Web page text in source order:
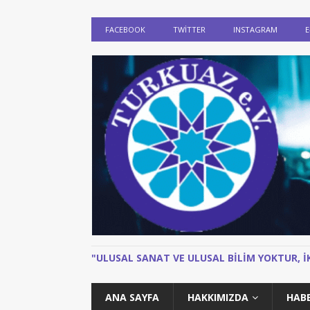
FACEBOOK TWITTER INSTAGRAM
"ULUSAL SANAT VE ULUSAL BILIM YOKTUR,
ANA SAYFA HAKKIMIZDA